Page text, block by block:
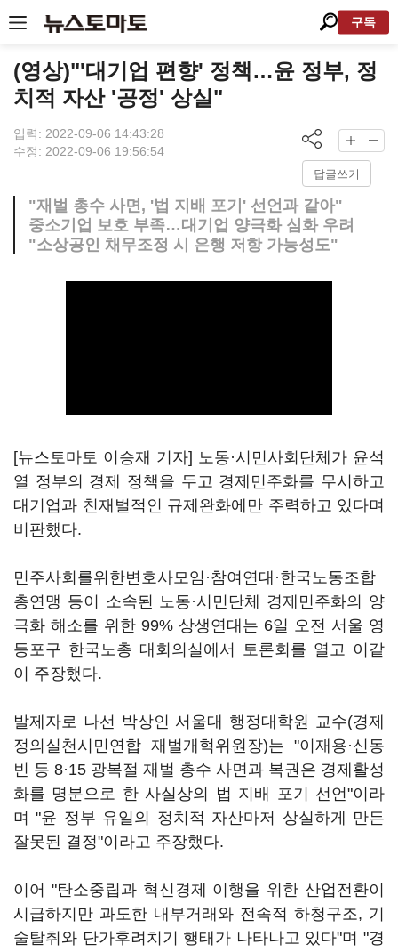
구독
(영상)"'대기업 편향' 정책…윤 정부, 정
치적 자산 '공정' 상실"
입력: 2022-09-06 14:43:28
수정: 2022-09-06 19:56:54
답글쓰기
"재벌 총수 사면, '법 지배 포기' 선언과 같아"
중소기업 보호 부족…대기업 양극화 심화 우려
"소상공인 채무조정 시 은행 저항 가능성도"
[뉴스토마토 이승재 기자] 노동·시민사회단체가 윤석
열 정부의 경제 정책을 두고 경제민주화를 무시하고
대기업과 친재벌적인 규제완화에만 주력하고 있다며
비판했다.
민주사회를위한변호사모임·참여연대·한국노동조합
총연맹 등이 소속된 노동·시민단체 경제민주화의 양
극화 해소를 위한 99% 상생연대는 6일 오전 서울 영
등포구 한국노총 대회의실에서 토론회를 열고 이같
이 주장했다.
발제자로 나선 박상인 서울대 행정대학원 교수(경제
정의실천시민연합 재벌개혁위원장)는 "이재용·신동
빈 등 8·15 광복절 재벌 총수 사면과 복권은 경제활성
화를 명분으로 한 사실상의 법 지배 포기 선언"이라
며 "윤 정부 유일의 정치적 자산마저 상실하게 만든
잘못된 결정"이라고 주장했다.
이어 "탄소중립과 혁신경제 이행을 위한 산업전환이
시급하지만 과도한 내부거래와 전속적 하청구조, 기
술탈취와 단가후려치기 행태가 나타나고 있다"며 "경